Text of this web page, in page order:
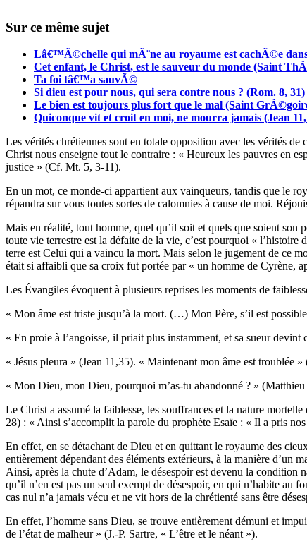
Sur ce même sujet
Lâ€™Ã©chelle qui mÃ¨ne au royaume est cachÃ©e
Cet enfant, le Christ, est le sauveur du monde (Saint
Ta foi tâ€™a sauvÃ©
Si dieu est pour nous, qui sera contre nous ? (Rom. 8, 31)
Le bien est toujours plus fort que le mal (Saint
Quiconque vit et croit en moi, ne mourra jamais (Jean
Les vérités chrétiennes sont en totale opposition avec les vérités
Christ nous enseigne tout le contraire : « Heureux les pauvres en
justice » (Cf. Mt. 5, 3-11).
En un mot, ce monde-ci appartient aux vainqueurs, tandis que le
répandra sur vous toutes sortes de calomnies à cause de moi.
Mais en réalité, tout homme, quel qu’il soit et quels que soient son
toute vie terrestre est la défaite de la vie, c’est pourquoi «
terre est Celui qui a vaincu la mort. Mais selon le jugement de ce
était si affaibli que sa croix fut portée par « un homme de Cyrène,
Les Évangiles évoquent à plusieurs reprises les moments de
« Mon âme est triste jusqu’à la mort. (…) Mon Père, s’il est
« En proie à l’angoisse, il priait plus instamment, et sa sueur
« Jésus pleura » (Jean 11,35). « Maintenant mon âme est troublée »
« Mon Dieu, mon Dieu, pourquoi m’as-tu abandonné ? »
Le Christ a assumé la faiblesse, les souffrances et la nature
28) : « Ainsi s’accomplit la parole du prophète Esaïe : « Il a pris
En effet, en se détachant de Dieu et en quittant le royaume des
entièrement dépendant des éléments extérieurs, à la manière d’un
Ainsi, après la chute d’Adam, le désespoir est devenu la condition
qu’il n’en est pas un seul exempt de désespoir, en qui n’habite
cas nul n’a jamais vécu et ne vit hors de la chrétienté sans être
En effet, l’homme sans Dieu, se trouve entièrement démuni et
de l’état de malheur » (J.-P. Sartre, « L’être et le néant »).